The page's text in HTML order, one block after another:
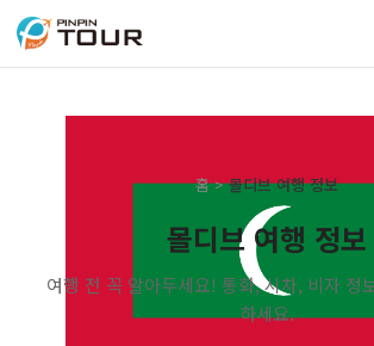
홈>몰디브 여행 정보
몰디브 여행 정보
여행 전 꼭 알아두세요! 통화, 시차, 비자 정
하세요.